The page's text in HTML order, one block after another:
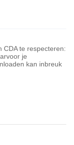
CDA te respecteren:
je
kan inbreuk